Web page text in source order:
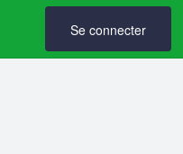
Se connecter